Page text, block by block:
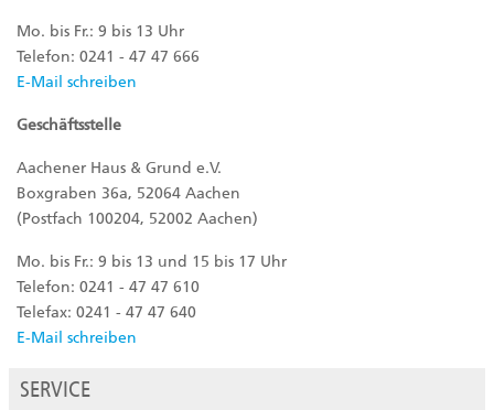
Mo. bis Fr.: 9 bis 13 Uhr
Telefon: 0241 - 47 47 666
E-Mail schreiben
Geschäftsstelle
Aachener Haus & Grund e.V.
Boxgraben 36a, 52064 Aachen
(Postfach 100204, 52002 Aachen)
Mo. bis Fr.: 9 bis 13 und 15 bis 17 Uhr
Telefon: 0241 - 47 47 610
Telefax: 0241 - 47 47 640
E-Mail schreiben
SERVICE